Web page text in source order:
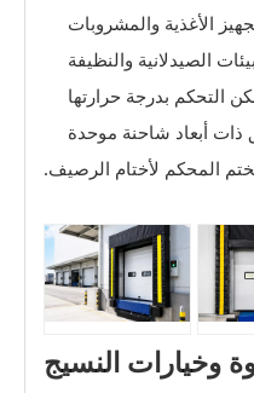
الأغذية والمشروبات
الصيدلانية والنظيفة
التحكم بدرجة حرارتها
ذات أبعاد شاحنة موحدة
المحكم لأختام الرصيف.
وخيارات النسيج